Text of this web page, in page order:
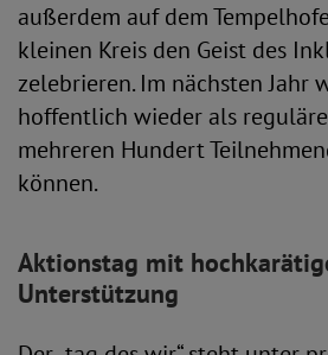
außerdem auf dem
kleinen Kreis den Geist des
zelebrieren. Im nächsten Jahr
hoffentlich wieder als
mehreren Hundert
können.
Aktionstag mit
Unterstützung